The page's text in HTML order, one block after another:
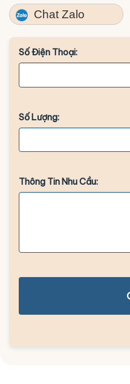
Chat Zalo
Số Điện Thoại:
Số Lượng:
Thông Tin Nhu Cầu: